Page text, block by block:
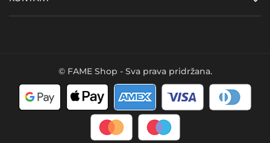
© FAME Shop - Sva prava pridržana.